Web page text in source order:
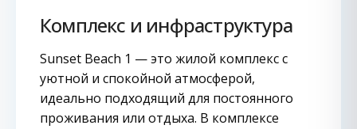
Комплекс и инфраструктура
Sunset Beach 1 — это жилой комплекс с
уютной и спокойной атмосферой,
идеально подходящий для постоянного
проживания или отдыха. В комплексе